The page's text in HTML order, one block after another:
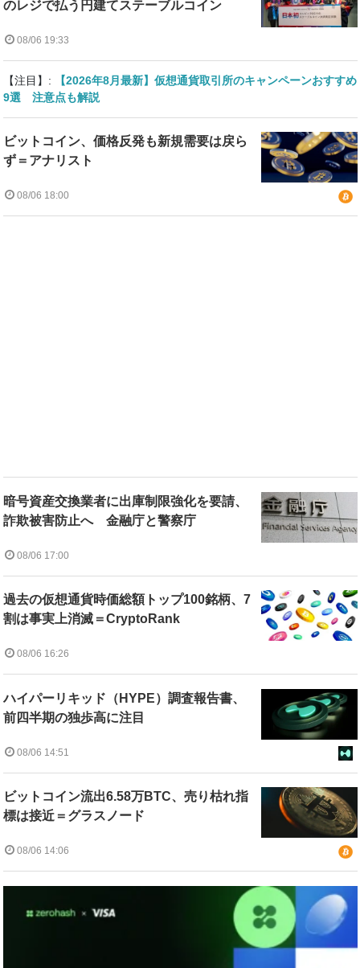
のレジで払う円建てステーブルコイン
08/06 19:33
【注目】:
【2026年8月最新】仮想通貨取引所のキャンペーンおすすめ
9選 注意点も解説
ビットコイン、価格反発も新規需要は戻ら
ず＝アナリスト
08/06 18:00
暗号資産交換業者に出庫制限強化を要請、
詐欺被害防止へ 金融庁と警察庁
08/06 17:00
過去の仮想通貨時価総額トップ100銘柄、7
割は事実上消滅＝CryptoRank
08/06 16:26
ハイパーリキッド（HYPE）調査報告書、
前四半期の独歩高に注目
08/06 14:51
ビットコイン流出6.58万BTC、売り枯れ指
標は接近＝グラスノード
08/06 14:06